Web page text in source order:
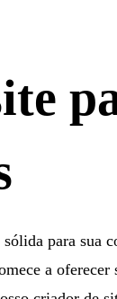
para sua
a